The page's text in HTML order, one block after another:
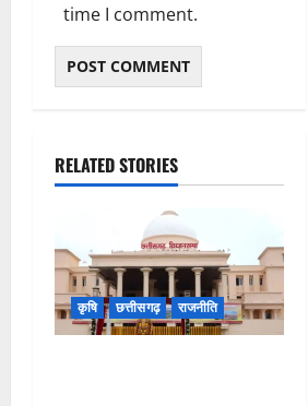
time I comment.
RELATED STORIES
कृषि छत्तीसगढ़ राजनीति